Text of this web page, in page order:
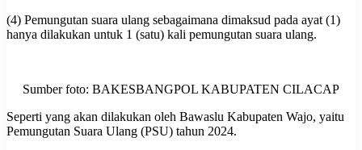
(4) Pemungutan suara ulang sebagaimana dimaksud pada ayat (1)
hanya dilakukan untuk 1 (satu) kali pemungutan suara ulang.
Sumber foto: BAKESBANGPOL KABUPATEN CILACAP
Seperti yang akan dilakukan oleh Bawaslu Kabupaten Wajo, yaitu
Pemungutan Suara Ulang (PSU) tahun 2024.